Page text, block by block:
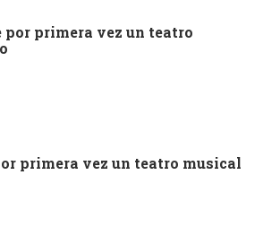
primera vez un teatro musical